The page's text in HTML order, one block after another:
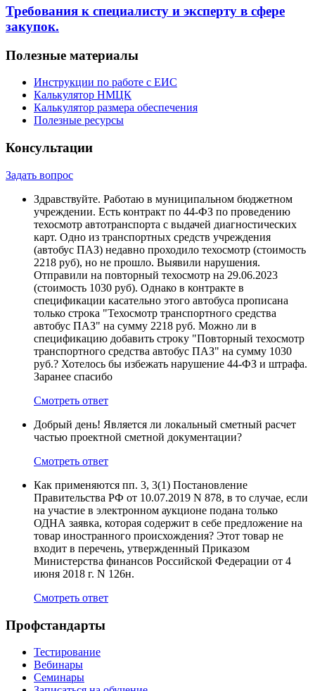
Требования к специалисту и эксперту в сфере
закупок.
Полезные материалы
Инструкции по работе с ЕИС
Калькулятор НМЦК
Калькулятор размера обеспечения
Полезные ресурсы
Консультации
Задать вопрос
Здравствуйте. Работаю в муниципальном бюджетном
учреждении. Есть контракт по 44-ФЗ по проведению
техосмотр автотранспорта с выдачей диагностических
карт. Одно из транспортных средств учреждения
(автобус ПАЗ) недавно проходило техосмотр (стоимость
2218 руб), но не прошло. Выявили нарушения.
Отправили на повторный техосмотр на 29.06.2023
(стоимость 1030 руб). Однако в контракте в
спецификации касательно этого автобуса прописана
только строка "Техосмотр транспортного средства
автобус ПАЗ" на сумму 2218 руб. Можно ли в
спецификацию добавить строку "Повторный техосмотр
транспортного средства автобус ПАЗ" на сумму 1030
руб.? Хотелось бы избежать нарушение 44-ФЗ и штрафа.
Заранее спасибо
Смотреть ответ
Добрый день! Является ли локальный сметный расчет
частью проектной сметной документации?
Смотреть ответ
Как применяются пп. 3, 3(1) Постановление
Правительства РФ от 10.07.2019 N 878, в то случае, если
на участие в электронном аукционе подана только
ОДНА заявка, которая содержит в себе предложение на
товар иностранного происхождения? Этот товар не
входит в перечень, утвержденный Приказом
Министерства финансов Российской Федерации от 4
июня 2018 г. N 126н.
Смотреть ответ
Профстандарты
Тестирование
Вебинары
Семинары